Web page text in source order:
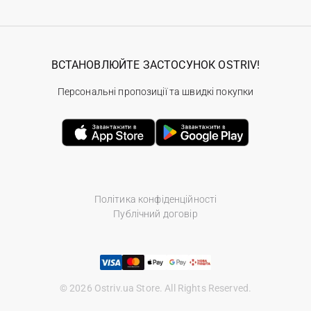
Політика конфіденційності
Публічний договір
© 2026 Ostriv.ua Store. All Rights Reserved.
ВСТАНОВЛЮЙТЕ ЗАСТОСУНОК OSTRIV!
Персональні пропозиції та швидкі покупки